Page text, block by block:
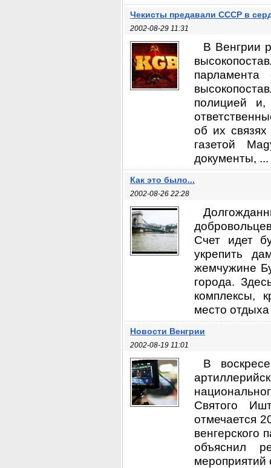
Чекисты предавали СССР в
2002-08-29 11:31
В Венгрии
полицией
об их
газетой
документы, ...
Как это было...
2002-08-26 22:28
Счет идет
укрепить
жемчужине
города.
комплексы,
место
Новости Венгрии
2002-08-19 11:01
В
Святого
отмечается
объяснил
мероприятий